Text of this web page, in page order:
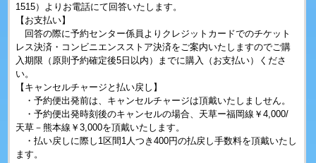
1515）よりお電話にて回答いたします。
【お支払い】
回答の際に予約センター係員よりクレジットカードでのチケット
レス決済・コンビニエンスストア決済をご案内いたしますのでご購
入期限（原則予約確定後5日以内）までに購入（お支払い）くださ
い。
【キャンセルチャージと払い戻し】
・予約便出発前は、キャンセルチャージは頂戴いたしましせん。
・予約便出発時刻後のキャンセルの場合、天草ー福岡線￥4,000/
天草－熊本線￥3,000を頂戴いたします。
・払い戻しに際し1区間1人つき400円の払戻し手数料を頂戴いたし
ます。